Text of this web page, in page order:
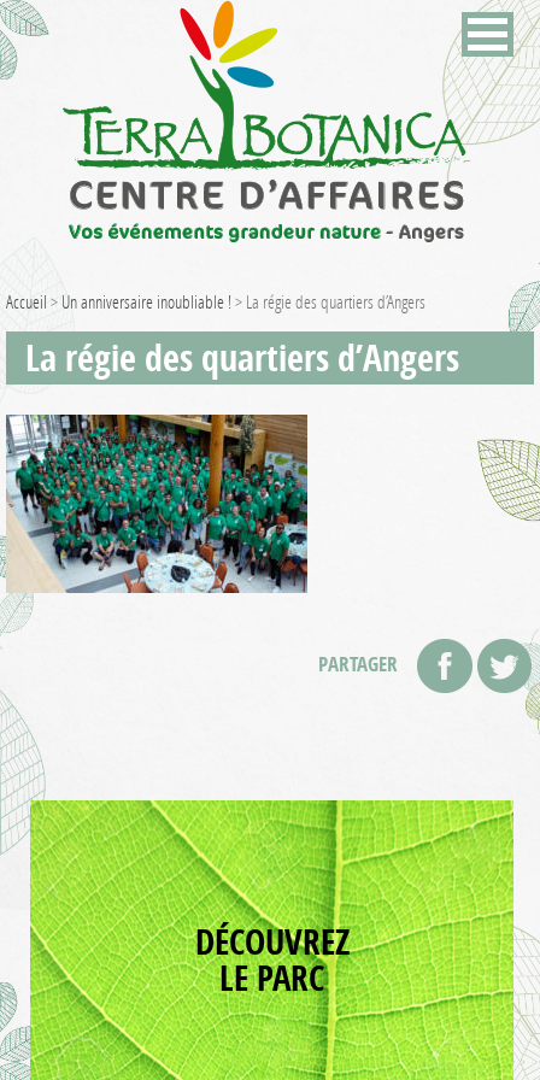
Accueil > Un anniversaire inoubliable ! > La régie des quartiers d’Angers
La régie des quartiers d’Angers
PARTAGER
DÉCOUVREZ
LE PARC